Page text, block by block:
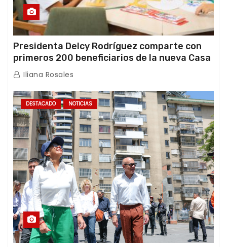
Presidenta Delcy Rodríguez comparte con
primeros 200 beneficiarios de la nueva Casa
de los Abuelos “La Primavera” en Caracas
Iliana Rosales
DESTACADO NOTICIAS